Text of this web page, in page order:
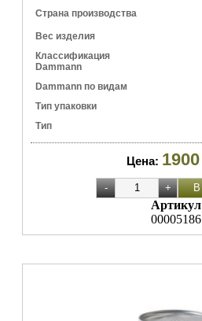
Страна производства
Вес изделия
Классификация
Dammann
Dammann по видам
Тип упаковки
Тип
Цена: 1900
Артикул
00005186